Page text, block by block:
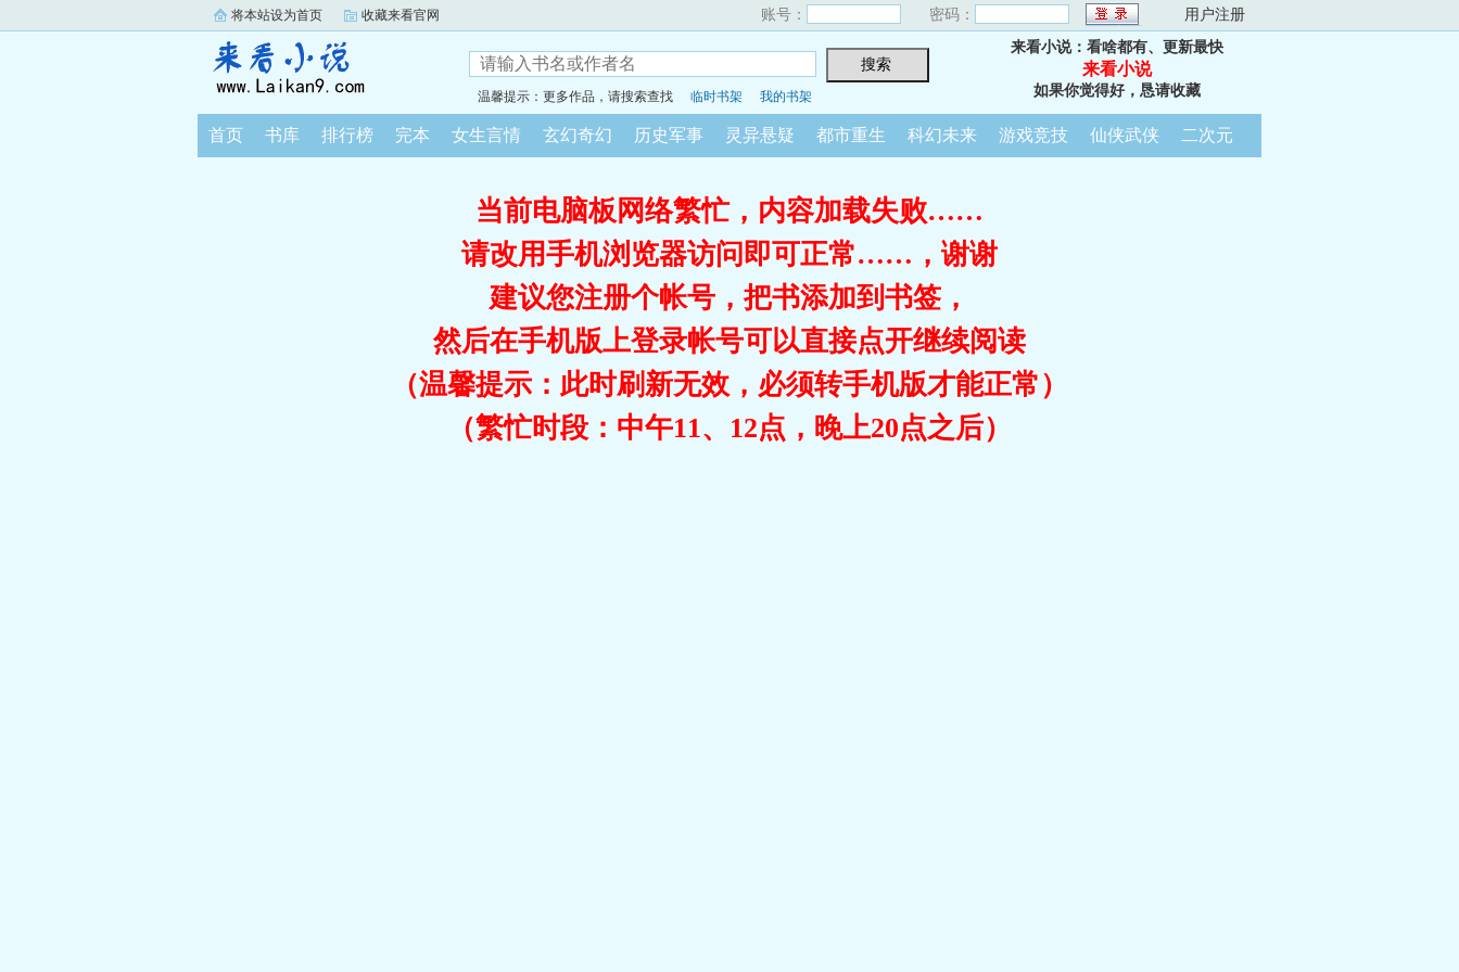
将本站设为首页 收藏来看官网 账号： 密码： 用户注册
温馨提示：更多作品，请搜索查找 临时书架 我的书架
来看小说：看啥都有、更新最快
来看小说
如果你觉得好，恳请收藏
首页 书库 排行榜 完本 女生言情 玄幻奇幻 历史军事 灵异悬疑 都市重生 科幻未来 游戏竞技 仙侠武侠 二次元
当前电脑板网络繁忙，内容加载失败……
请改用手机浏览器访问即可正常……，谢谢
建议您注册个帐号，把书添加到书签，
然后在手机版上登录帐号可以直接点开继续阅读
（温馨提示：此时刷新无效，必须转手机版才能正常）
（繁忙时段：中午11、12点，晚上20点之后）